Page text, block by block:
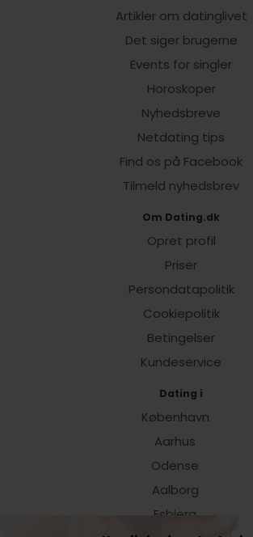
Artikler om datinglivet
Det siger brugerne
Events for singler
Horoskoper
Nyhedsbreve
Netdating tips
Find os på Facebook
Tilmeld nyhedsbrev
Om Dating.dk
Opret profil
Priser
Persondatapolitik
Cookiepolitik
Betingelser
Kundeservice
Dating i
København
Aarhus
Odense
Aalborg
Esbjerg